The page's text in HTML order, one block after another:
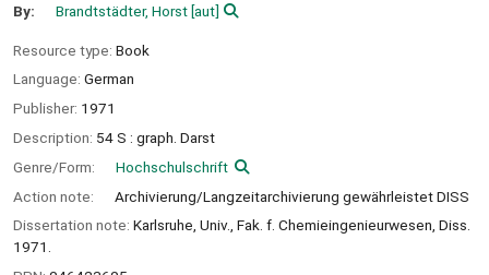
By: Brandtstädter, Horst[aut]
Resource type: Book
Language: German
Publisher: 1971
Description: 54 S : graph. Darst
Genre/Form:
Hochschulschrift
Action note:
Archivierung/Langzeitarchivierung gewährleistet DISS
Dissertation note: Karlsruhe, Univ., Fak. f. Chemieingenieurwesen, Diss.
1971.